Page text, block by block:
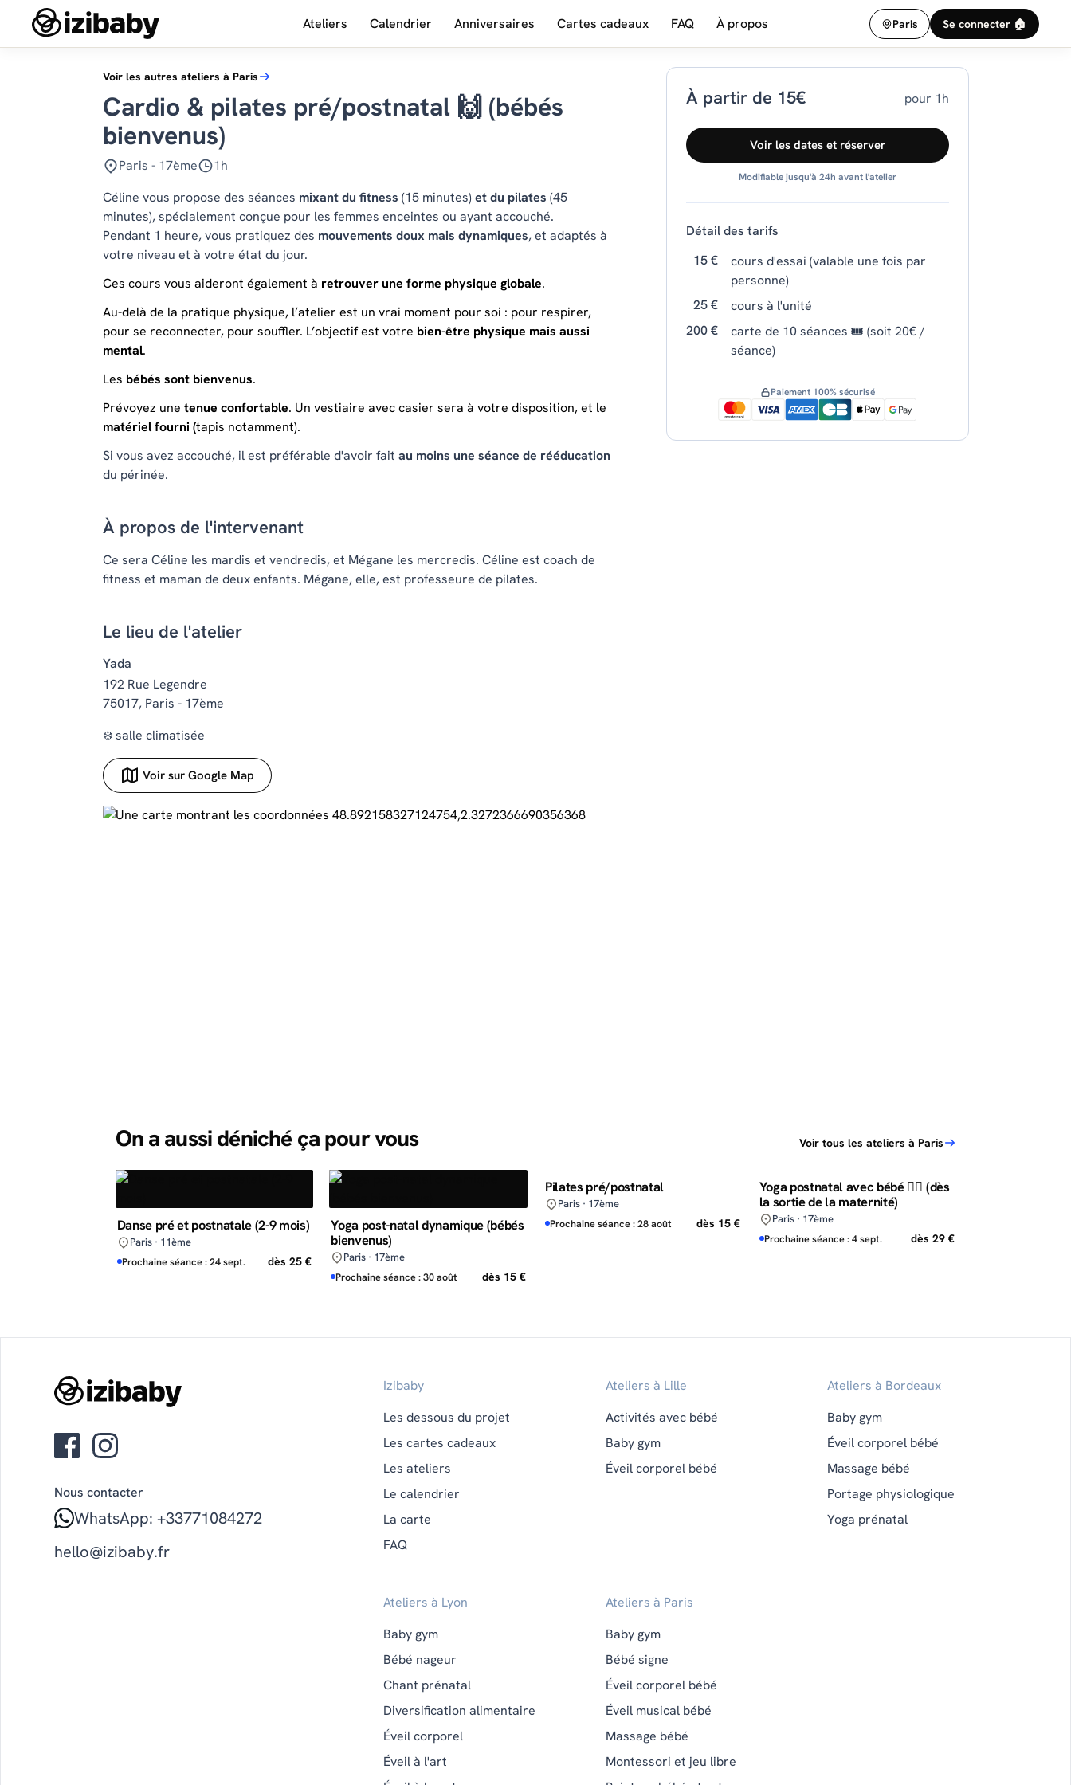
Ateliers Calendrier Anniversaires Cartes cadeaux FAQ À propos Paris Se connecter 🏠
Voir les autres ateliers à Paris
Cardio & pilates pré/postnatal 🙌 (bébés
bienvenus)
Paris - 17ème
1h
Céline vous propose des séances mixant du fitness (15 minutes)et du pilates (45
minutes), spécialement conçue pour les femmes enceintes ou ayant accouché.
Pendant 1 heure, vous pratiquez des mouvements doux mais dynamiques, et adaptés à
votre niveau et à votre état du jour.
Ces cours vous aideront également à retrouver une forme physique globale.
Au-delà de la pratique physique, l’atelier est un vrai moment pour soi : pour respirer,
pour se reconnecter, pour souffler. L’objectif est votre bien-être physique mais aussi
mental.
Les bébés sont bienvenus.
Prévoyez une tenue confortable. Un vestiaire avec casier sera à votre disposition, et le
matériel fourni (tapis notamment).
Si vous avez accouché, il est préférable d'avoir fait au moins une séance de rééducation
du périnée.
À propos de l'intervenant
Ce sera Céline les mardis et vendredis, et Mégane les mercredis. Céline est coach de
fitness et maman de deux enfants. Mégane, elle, est professeure de pilates.
Le lieu de l'atelier
Yada
192 Rue Legendre
75017, Paris - 17ème
❄️ salle climatisée
Voir sur Google Map
À partir de 15€ pour 1h
Voir les dates et réserver
Modifiable jusqu'à 24h avant l'atelier
Détail des tarifs
15 €
cours d'essai (valable une fois par
personne)
25 €
cours à l'unité
200 €
carte de 10 séances 🎟️ (soit 20€ /
séance)
Paiement 100% sécurisé
On a aussi déniché ça pour vous Voir tous les ateliers à Paris
Danse pré et postnatale (2-9 mois)
Paris · 11ème
Prochaine séance : 24 sept.
dès 25 €
Yoga post-natal dynamique (bébés
bienvenus)
Paris · 17ème
Prochaine séance : 30 août
dès 15 €
Pilates pré/postnatal
Paris · 17ème
Prochaine séance : 28 août
dès 15 €
Yoga postnatal avec bébé 🧘‍♀️ (dès
la sortie de la maternité)
Paris · 17ème
Prochaine séance : 4 sept.
dès 29 €
Nous contacter
WhatsApp: +33771084272
hello@izibaby.fr
Izibaby
Les dessous du projet
Les cartes cadeaux
Les ateliers
Le calendrier
La carte
FAQ
Ateliers à Lille
Activités avec bébé
Baby gym
Éveil corporel bébé
Ateliers à Bordeaux
Baby gym
Éveil corporel bébé
Massage bébé
Portage physiologique
Yoga prénatal
Ateliers à Lyon
Baby gym
Bébé nageur
Chant prénatal
Diversification alimentaire
Éveil corporel
Éveil à l'art
Ateliers à Paris
Baby gym
Bébé signe
Éveil corporel bébé
Éveil musical bébé
Massage bébé
Montessori et jeu libre